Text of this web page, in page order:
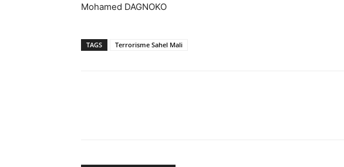
Mohamed DAGNOKO
TAGS Terrorisme Sahel Mali